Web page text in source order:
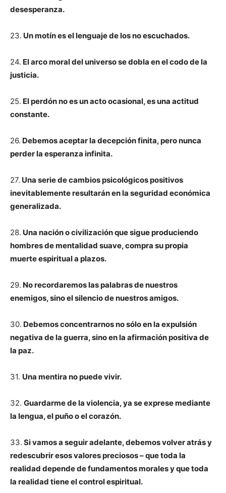
desesperanza.
23. Un motín es el lenguaje de los no escuchados.
24. El arco moral del universo se dobla en el codo de la
justicia.
25. El perdón no es un acto ocasional, es una actitud
constante.
26. Debemos aceptar la decepción finita, pero nunca
perder la esperanza infinita.
27. Una serie de cambios psicológicos positivos
inevitablemente resultarán en la seguridad económica
generalizada.
28. Una nación o civilización que sigue produciendo
hombres de mentalidad suave, compra su propia
muerte espiritual a plazos.
29. No recordaremos las palabras de nuestros
enemigos, sino el silencio de nuestros amigos.
30. Debemos concentrarnos no sólo en la expulsión
negativa de la guerra, sino en la afirmación positiva de
la paz.
31. Una mentira no puede vivir.
32. Guardarme de la violencia, ya se exprese mediante
la lengua, el puño o el corazón.
33. Si vamos a seguir adelante, debemos volver atrás y
redescubrir esos valores preciosos – que toda la
realidad depende de fundamentos morales y que toda
la realidad tiene el control espiritual.